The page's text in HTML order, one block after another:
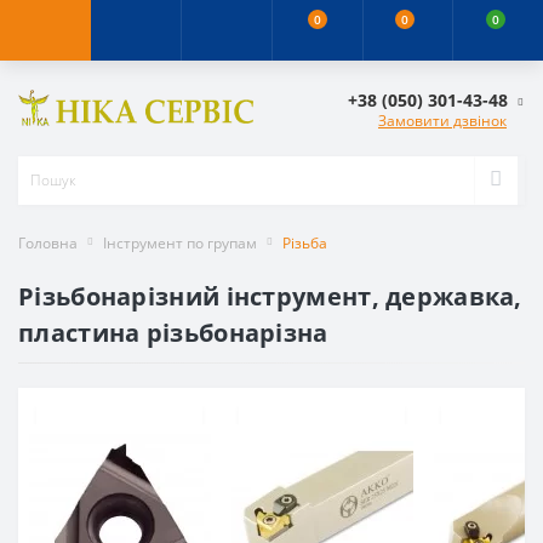
0 0 0
+38 (050) 301-43-48
Замовити дзвінок
Головна Інструмент по групам Різьба
Різьбонарізний інструмент, державка,
пластина різьбонарізна